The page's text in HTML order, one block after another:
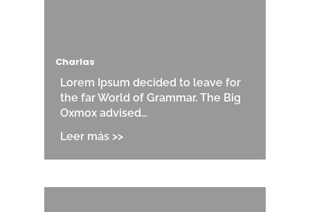
Charlas
Lorem Ipsum decided to leave for
the far World of Grammar. The Big
Oxmox advised…